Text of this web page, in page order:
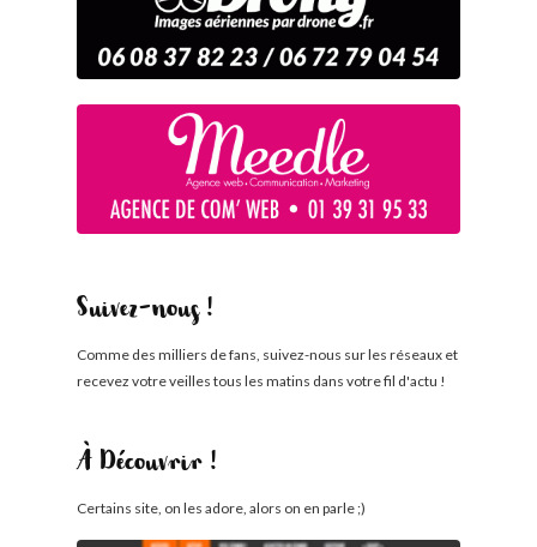
Suivez-nous !
Comme des milliers de fans, suivez-nous sur les réseaux et
recevez votre veilles tous les matins dans votre fil d'actu !
À Découvrir !
Certains site, on les adore, alors on en parle ;)